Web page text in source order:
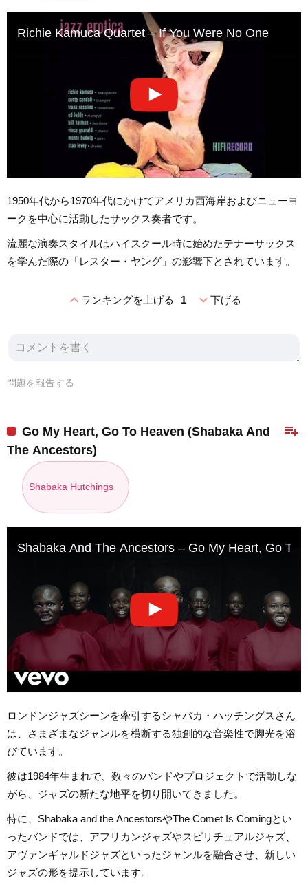
Richie Kamuca Quartet – If You Were No One
1950年代から1970年代にかけてアメリカ西海岸およびニューヨ
ークを中心に活動したサックス奏者です。
流麗な演奏スタイルはハイスクール時に始めたテナーサックス
を学んだ際の「レスター・ヤング」の影響下とされています。
expand_lessランキングを上げる 1 expand_more下げる
問題を報告する
playlist_add
Go My Heart, Go To Heaven (Shabaka And
The Ancestors)
Shabaka Hutchings
Shabaka And The Ancestors – Go My Heart, Go To
ロンドンジャズシーンを牽引するシャバカ・ハッチングスさん
は、さまざまなジャンルを横断する独創的な音楽性で脚光を浴
びています。
彼は1984年生まれで、数々のバンドやプロジェクトで活動しな
がら、ジャズの新たな地平を切り開いてきました。
特に、Shabaka and the AncestorsやThe Comet Is Comingとい
ったバンドでは、アフリカンジャズやスピリチュアルジャズ、
アヴァンギャルドジャズといったジャンルを融合させ、新しい
ジャズの形を提示しています。